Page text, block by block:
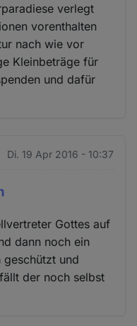
verlegt
vorenthalten
nach wie vor
Kleinbeträge für
und dafür
Di. 19 Apr 2016 - 10:37
Gottes auf
dann noch ein
und
der noch selbst